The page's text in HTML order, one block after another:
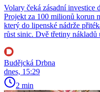
Volary čeká zásadní investice
Projekt za 100 milionů korun
který do lipenské nádrže
růst sinic. Dvě třetiny nákladů
Budějcká Drbna
dnes, 15:29
2 min